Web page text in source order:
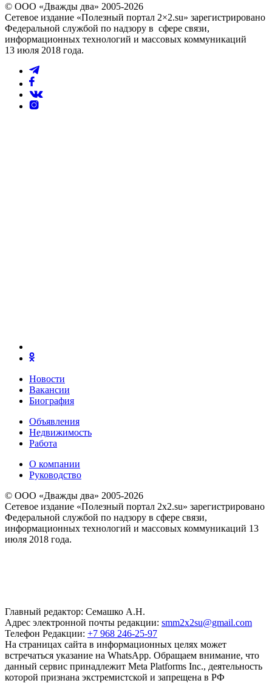
© ООО «Дважды два» 2005-2026
Сетевое издание «Полезный портал 2×2.su» зарегистрировано
Федеральной службой по надзору в сфере связи,
информационных технологий и массовых коммуникаций
13 июля 2018 года.
Новости
Вакансии
Биография
Объявления
Недвижимость
Работа
О компании
Руководство
© ООО «Дважды два» 2005-2026
Сетевое издание «Полезный портал 2x2.su» зарегистрировано
Федеральной службой по надзору в сфере связи,
информационных технологий и массовых коммуникаций 13
июля 2018 года.
Главный редактор: Семашко А.Н.
Адрес электронной почты редакции: smm2x2su@gmail.com
Телефон Редакции: +7 968 246-25-97
На страницах сайта в информационных целях может
встречаться указание на WhatsApp. Обращаем внимание, что
данный сервис принадлежит Meta Platforms Inc., деятельность
которой признана экстремистской и запрещена в РФ